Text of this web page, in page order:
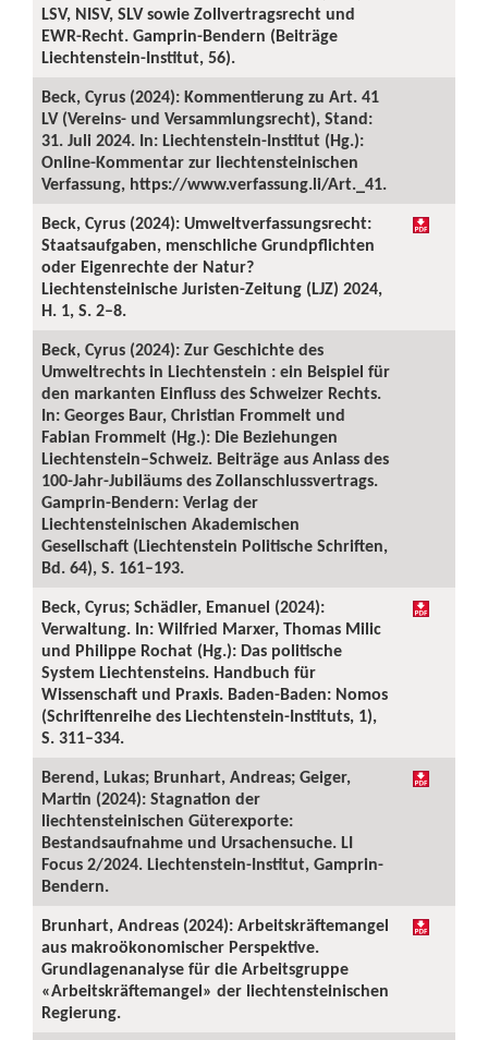
LSV, NISV, SLV sowie Zollvertragsrecht und
EWR-Recht. Gamprin-Bendern (Beiträge
Liechtenstein-Institut, 56).
Beck, Cyrus (2024): Kommentierung zu Art. 41
LV (Vereins- und Versammlungsrecht), Stand:
31. Juli 2024. In: Liechtenstein-Institut (Hg.):
Online-Kommentar zur liechtensteinischen
Verfassung, https://www.verfassung.li/Art._41.
Beck, Cyrus (2024): Umweltverfassungsrecht:
Staatsaufgaben, menschliche Grundpflichten
oder Eigenrechte der Natur?
Liechtensteinische Juristen-Zeitung (LJZ) 2024,
H. 1, S. 2–8.
Beck, Cyrus (2024): Zur Geschichte des
Umweltrechts in Liechtenstein : ein Beispiel für
den markanten Einfluss des Schweizer Rechts.
In: Georges Baur, Christian Frommelt und
Fabian Frommelt (Hg.): Die Beziehungen
Liechtenstein–Schweiz. Beiträge aus Anlass des
100-Jahr-Jubiläums des Zollanschlussvertrags.
Gamprin-Bendern: Verlag der
Liechtensteinischen Akademischen
Gesellschaft (Liechtenstein Politische Schriften,
Bd. 64), S. 161–193.
Beck, Cyrus; Schädler, Emanuel (2024):
Verwaltung. In: Wilfried Marxer, Thomas Milic
und Philippe Rochat (Hg.): Das politische
System Liechtensteins. Handbuch für
Wissenschaft und Praxis. Baden-Baden: Nomos
(Schriftenreihe des Liechtenstein-Instituts, 1),
S. 311–334.
Berend, Lukas; Brunhart, Andreas; Geiger,
Martin (2024): Stagnation der
liechtensteinischen Güterexporte:
Bestandsaufnahme und Ursachensuche. LI
Focus 2/2024. Liechtenstein-Institut, Gamprin-
Bendern.
Brunhart, Andreas (2024): Arbeitskräftemangel
aus makroökonomischer Perspektive.
Grundlagenanalyse für die Arbeitsgruppe
«Arbeitskräftemangel» der liechtensteinischen
Regierung.